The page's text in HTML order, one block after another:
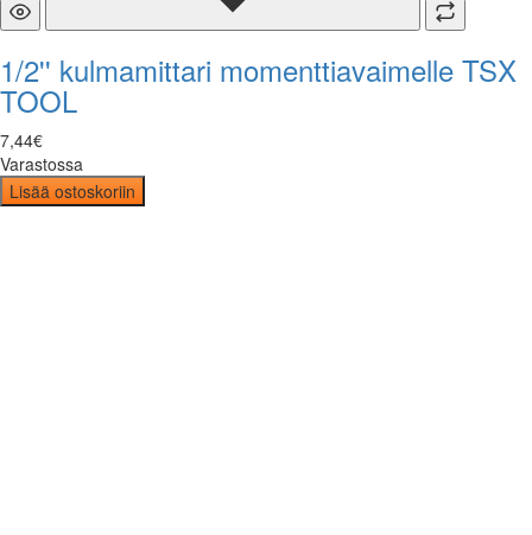
1/2'' kulmamittari momenttiavaimelle TSX
TOOL
7,44€
Varastossa
Lisää ostoskoriin